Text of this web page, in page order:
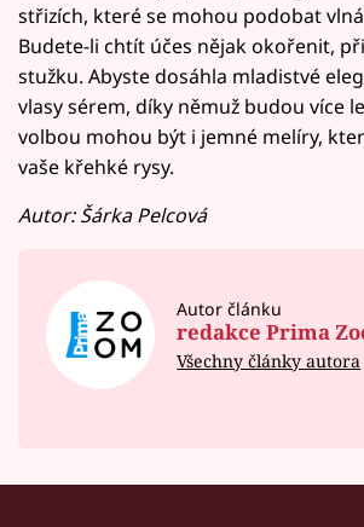
střizích, které se mohou podobat
Budete-li chtít účes nějak okořenit,
stužku. Abyste dosáhla mladistvé
vlasy sérem, díky němuž budou více
volbou mohou být i jemné melíry,
vaše křehké rysy.
Autor: Šárka Pelcová
Autor článku
redakce Prima
Všechny články autora